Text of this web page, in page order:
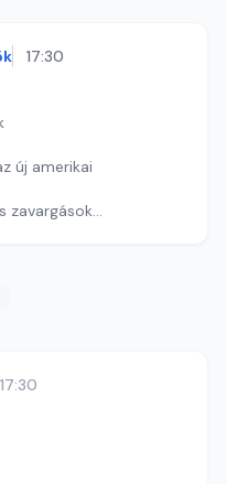
17:30
új amerikai
zavargások
17:30